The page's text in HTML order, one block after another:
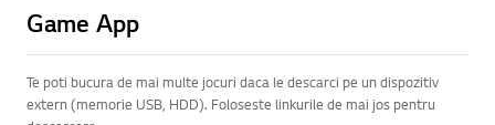
Game App
Te poti bucura de mai multe jocuri daca le descarci pe un dispozitiv
extern (memorie USB, HDD). Foloseste linkurile de mai jos pentru